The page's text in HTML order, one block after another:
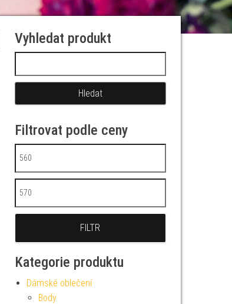
Vyhledat produkt
Filtrovat podle ceny
Minimální cena
Maximální cena
FILTR
Kategorie produktu
Dámské oblečení
Body